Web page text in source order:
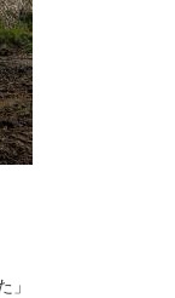
」